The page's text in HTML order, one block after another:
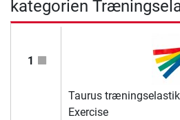
kategorien
1
Taurus træningselastik
Exercise